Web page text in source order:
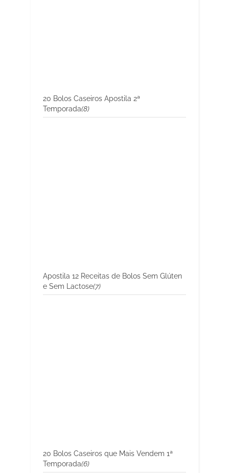
20 Bolos Caseiros Apostila 2ª
Temporada(8)
Apostila 12 Receitas de Bolos Sem Glúten
e Sem Lactose(7)
20 Bolos Caseiros que Mais Vendem 1ª
Temporada(6)